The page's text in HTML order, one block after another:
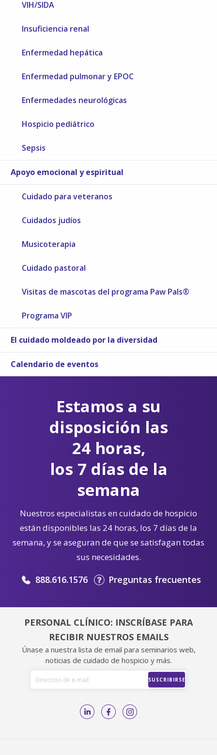
VIH/SIDA
Insuficiencia renal
Enfermedad hepática
Enfermedad pulmonar y EPOC
Enfermedades neurológicas
Hospicio pediátrico
Sepsis
Apoyo emocional y espiritual
Cuidado para veteranos
Cuidados judíos
Musicoterapia
Cuidado pastoral
Visitas de mascotas del programa Paw Pals®
Programa VIP
El cuidado moldeado por la diversidad
Calendario de eventos
Estamos a su
disposición las
24 horas,
los 7 días de la
semana
Nuestros especialistas en cuidado de hospicio
están disponibles las 24 horas, los 7 días de la
semana, y se aseguran de que se satisfagan todas
sus necesidades.
888.616.1576 Preguntas frecuentes
PERSONAL CLÍNICO: INSCRÍBASE PARA
RECIBIR NUESTROS EMAILS
Únase a nuestra lista de email para seminarios web,
noticias de cuidado de hospicio y más.